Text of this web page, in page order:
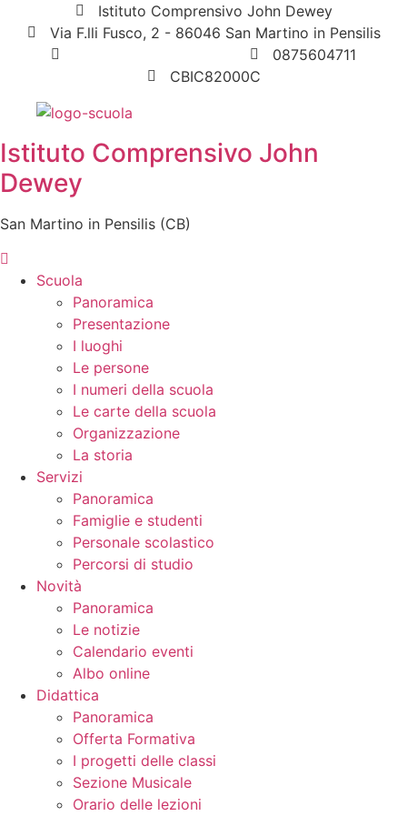
Istituto Comprensivo John Dewey
Via F.lli Fusco, 2 - 86046 San Martino in Pensilis
0875604711
CBIC82000C
Istituto Comprensivo John
Dewey
San Martino in Pensilis (CB)
Scuola
Panoramica
Presentazione
I luoghi
Le persone
I numeri della scuola
Le carte della scuola
Organizzazione
La storia
Servizi
Panoramica
Famiglie e studenti
Personale scolastico
Percorsi di studio
Novità
Panoramica
Le notizie
Calendario eventi
Albo online
Didattica
Panoramica
Offerta Formativa
I progetti delle classi
Sezione Musicale
Orario delle lezioni